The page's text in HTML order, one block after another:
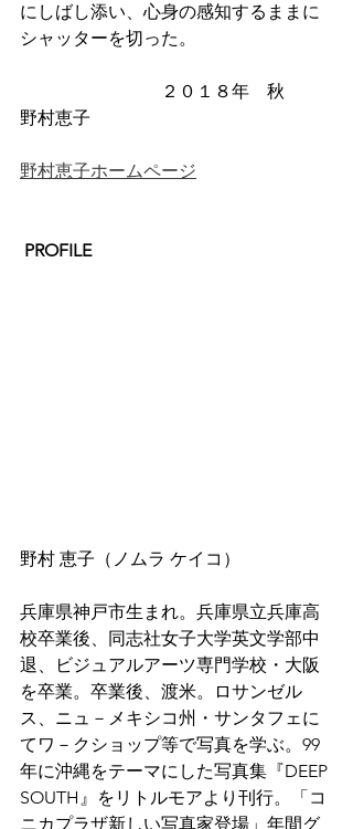
にしばし添い、心身の感知するままに
シャッターを切った。
２０１８年　秋
野村恵子
野村恵子ホームページ
PROFILE
野村 恵子（ノムラ ケイコ）
兵庫県神戸市生まれ。兵庫県立兵庫高
校卒業後、同志社女子大学英文学部中
退、ビジュアルアーツ専門学校・大阪
を卒業。卒業後、渡米。ロサンゼル
ス、ニュ－メキシコ州・サンタフェに
てワ－クショップ等で写真を学ぶ。99
年に沖縄をテーマにした写真集『DEEP
SOUTH』をリトルモアより刊行。「コ
ニカプラザ新しい写真家登場」年間グ